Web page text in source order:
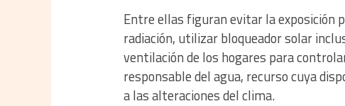
Entre ellas figuran evitar la exposición
radiación, utilizar bloqueador solar
ventilación de los hogares para
responsable del agua, recurso cuya
a las alteraciones del clima.